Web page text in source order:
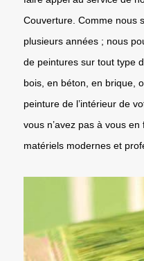
Couverture. Comme nous
plusieurs années ; nous
de peintures sur tout type
bois, en béton, en brique,
peinture de l’intérieur de
vous n’avez pas à vous
matériels modernes et